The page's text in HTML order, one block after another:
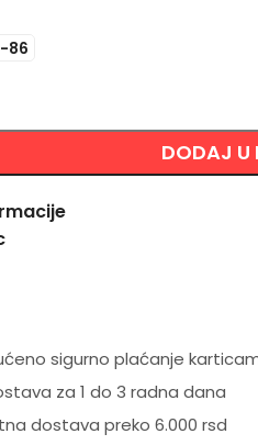
86
DODAJ U
sigurno plaćanje
za 1 do 3 radna dana
dostava preko 6.000 rsd